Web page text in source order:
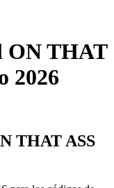
ON THAT
2026
THAT ASS